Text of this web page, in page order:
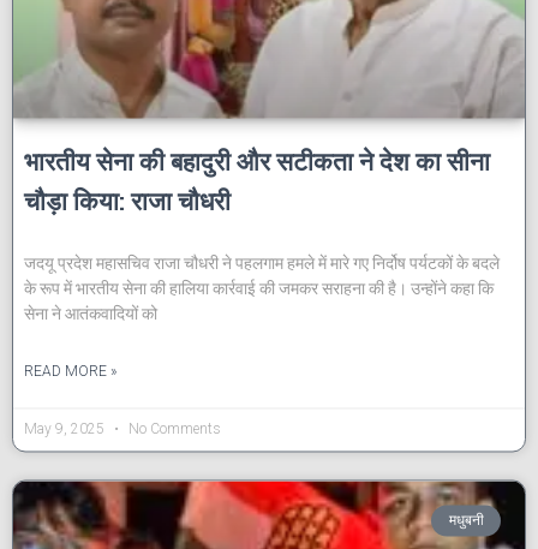
भारतीय सेना की बहादुरी और सटीकता ने देश का सीना
चौड़ा किया: राजा चौधरी
जदयू प्रदेश महासचिव राजा चौधरी ने पहलगाम हमले में मारे गए निर्दोष पर्यटकों के बदले
के रूप में भारतीय सेना की हालिया कार्रवाई की जमकर सराहना की है। उन्होंने कहा कि
सेना ने आतंकवादियों को
READ MORE »
May 9, 2025 No Comments
मधुबनी